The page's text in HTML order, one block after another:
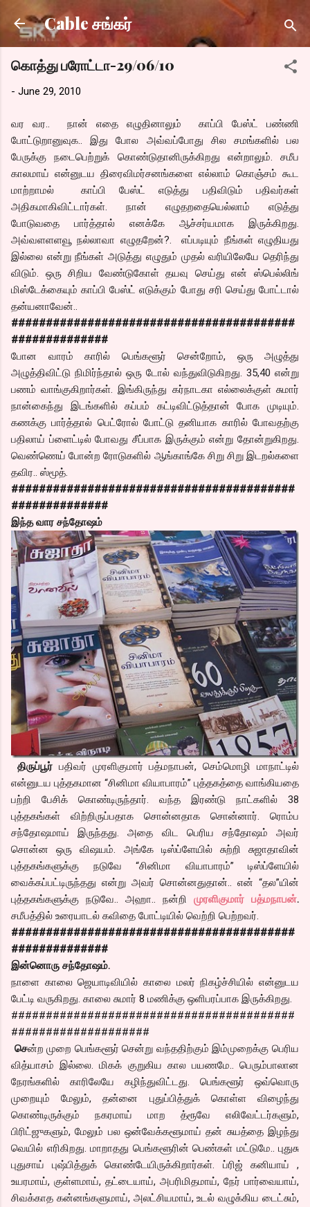
Skip to main content
Cable சங்கர்
கொத்து பரோட்டா-29/06/10
- June 29, 2010
வர வர.. நான் எதை எழுதினாலும் காப்பி பேஸ்ட் பண்ணி
போட்டுறானுவுக.. இது போல அவ்வப்போது சில சமங்களில் பல
பேருக்கு நடைபெற்றுக் கொண்டுதானிருக்கிறது என்றாலும். சமீப
காலமாய் என்னுடய திரைவிமர்சனங்களை எல்லாம் கொஞ்சம் கூட
மாற்றாமல் காப்பி பேஸ்ட் எடுத்து பதிவிடும் பதிவர்கள்
அதிகமாகிவிட்டார்கள். நான் எழுதறதையெல்லாம் எடுத்து
போடுவதை பார்த்தால் எனக்கே ஆச்சர்யமாக இருக்கிறது.
அவ்வளளளவூ நல்லாவா எழுதறேன்?. எப்படியும் நீங்கள் எழுதியது
இல்லை என்று நீங்கள் அடுத்து எழுதும் முதல் வரியிலேயே தெரிந்து
விடும். ஒரு சிறிய வேண்டுகோள் தயவு செய்து என் ஸ்பெல்லிங்
மிஸ்டேக்கையும் காப்பி பேஸ்ட் எடுக்கும் போது சரி செய்து போட்டால்
தன்யனாவேன்..
#########################################
##############
போன வாரம் காரில் பெங்களூர் சென்றோம், ஒரு அழுத்து
அழுத்திவிட்டு நிமிர்ந்தால் ஒரு டோல் வந்துவிடுகிறது. 35,40 என்று
பணம் வாங்குகிறார்கள். இங்கிருந்து கர்நாடகா எல்லைக்குள் சுமார்
நான்கைந்து இடங்களில் கப்பம் கட்டிவிட்டுத்தான் போக முடியும்.
கணக்கு பார்த்தால் பெட்ரோல் போட்டு தனியாக காரில் போவதற்கு
பதிலாய் ப்ளைட்டில் போவது சீப்பாக இருக்கும் என்று தோன்றுகிறது.
வெண்ணெய் போன்ற ரோடுகளில் ஆங்காங்கே சிறு சிறு இடறல்களை
தவிர.. ஸ்மூத்.
#########################################
##############
இந்த வார சந்தோஷம்
திருப்பூர்பதிவர் முரளிகுமார் பத்மநாபன், செம்மொழி மாநாட்டில்
என்னுடய புத்தகமான “சினிமா வியாபாரம்” புத்தகத்தை வாங்கியதை
பற்றி பேசிக் கொண்டிருந்தார். வந்த இரண்டு நாட்களில் 38
புத்தகங்கள் விற்றிருப்பதாக சொன்னதாக சொன்னார். ரொம்ப
சந்தோஷமாய் இருந்தது. அதை விட பெரிய சந்தோஷம் அவர்
சொன்ன ஒரு விஷயம். அங்கே டிஸ்ப்ளேயில் சுற்றி சுஜாதாவின்
புத்தகங்களுக்கு நடுவே “சினிமா வியாபாரம்” டிஸ்ப்ளேயில்
வைக்கப்பட்டிருந்தது என்று அவர் சொன்னதுதான்.. என் “தல”யின்
புத்தகங்களுக்கு நடுவே.. அஹா.. நன்றி முரளிகுமார் பத்மநாபன்.
சமீபத்தில் உரையாடல் கவிதை போட்டியில் வெற்றி பெற்றவர்.
#########################################
##############
இன்னொரு சந்தோஷம்.
நாளை காலை ஜெயாடிவியில் காலை மலர் நிகழ்ச்சியில் என்னுடய
பேட்டி வருகிறது. காலை சுமார் 8 மணிக்கு ஒளிபரப்பாக இருக்கிறது.
#########################################
####################
சென்ற முறை பெங்களூர் சென்று வந்ததிற்கும் இம்முறைக்கு பெரிய
வித்யாசம் இல்லை. மிகக் குறுகிய கால பயணமே.. பெரும்பாலான
நேரங்களில் காரிலேயே கழிந்துவிட்டது. பெங்களூர் ஒவ்வொரு
முறையும் மேலும், தன்னை புதுப்பித்துக் கொள்ள விழைந்து
கொண்டிருக்கும் நகரமாய் மாற த்ரூவே எலிவேட்டர்களும்,
பிரிட்ஜுகளும், மேலும் பல ஒன்வேக்களூமாய் தன் சுயத்தை இழந்து
வெயில் எரிகிறது. மாறாதது பெங்களூரின் பெண்கள் மட்டுமே.. புதுசு
புதுசாய் புஷ்பித்துக் கொண்டேயிருக்கிறார்கள். ப்ரிஜ் கனியாய் ,
உயரமாய், குள்ளமாய், தட்டையாய், அபரிமிதமாய், நேர் பார்வையாய்,
சிவக்காத கன்னங்களுமாய், அலட்சியமாய், உடல் வழுக்கிய டைட்சும்,